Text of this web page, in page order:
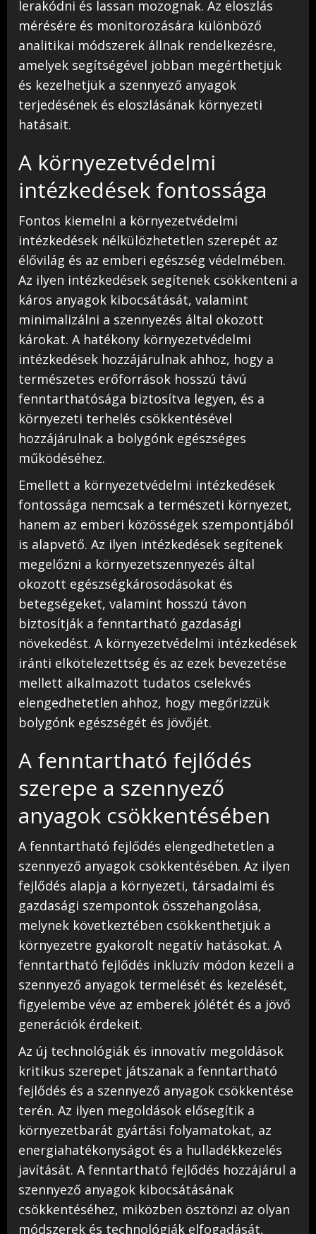
lerakódni és lassan mozognak. Az eloszlás
mérésére és monitorozására különböző
analitikai módszerek állnak rendelkezésre,
amelyek segítségével jobban megérthetjük
és kezelhetjük a szennyező anyagok
terjedésének és eloszlásának környezeti
hatásait.
A környezetvédelmi
intézkedések fontossága
Fontos kiemelni a környezetvédelmi
intézkedések nélkülözhetetlen szerepét az
élővilág és az emberi egészség védelmében.
Az ilyen intézkedések segítenek csökkenteni a
káros anyagok kibocsátását, valamint
minimalizálni a szennyezés által okozott
károkat. A hatékony környezetvédelmi
intézkedések hozzájárulnak ahhoz, hogy a
természetes erőforrások hosszú távú
fenntarthatósága biztosítva legyen, és a
környezeti terhelés csökkentésével
hozzájárulnak a bolygónk egészséges
működéséhez.
Emellett a környezetvédelmi intézkedések
fontossága nemcsak a természeti környezet,
hanem az emberi közösségek szempontjából
is alapvető. Az ilyen intézkedések segítenek
megelőzni a környezetszennyezés által
okozott egészségkárosodásokat és
betegségeket, valamint hosszú távon
biztosítják a fenntartható gazdasági
növekedést. A környezetvédelmi intézkedések
iránti elkötelezettség és az ezek bevezetése
mellett alkalmazott tudatos cselekvés
elengedhetetlen ahhoz, hogy megőrizzük
bolygónk egészségét és jövőjét.
A fenntartható fejlődés
szerepe a szennyező
anyagok csökkentésében
A fenntartható fejlődés elengedhetetlen a
szennyező anyagok csökkentésében. Az ilyen
fejlődés alapja a környezeti, társadalmi és
gazdasági szempontok összehangolása,
melynek következtében csökkenthetjük a
környezetre gyakorolt negatív hatásokat. A
fenntartható fejlődés inkluzív módon kezeli a
szennyező anyagok termelését és kezelését,
figyelembe véve az emberek jólétét és a jövő
generációk érdekeit.
Az új technológiák és innovatív megoldások
kritikus szerepet játszanak a fenntartható
fejlődés és a szennyező anyagok csökkentése
terén. Az ilyen megoldások elősegítik a
környezetbarát gyártási folyamatokat, az
energiahatékonyságot és a hulladékkezelés
javítását. A fenntartható fejlődés hozzájárul a
szennyező anyagok kibocsátásának
csökkentéséhez, miközben ösztönzi az olyan
módszerek és technológiák elfogadását,